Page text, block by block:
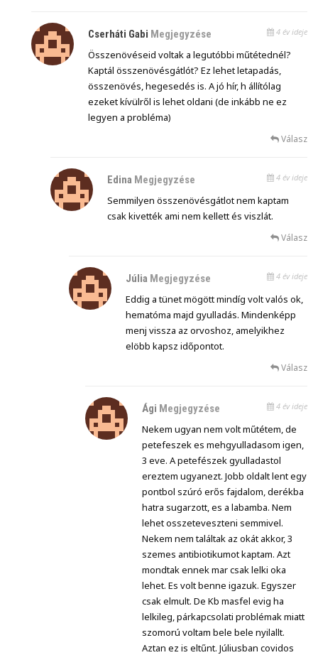
Cserháti Gabi Megjegyzése 4 év ideje
Összenövéseid voltak a legutóbbi műtétednél?
Kaptál összenövésgátlót? Ez lehet letapadás,
összenövés, hegesedés is. A jó hír, h állítólag
ezeket kívülről is lehet oldani (de inkább ne ez
legyen a probléma)
Válasz
Edina Megjegyzése 4 év ideje
Semmilyen összenövésgátlot nem kaptam
csak kivették ami nem kellett és viszlát.
Válasz
Júlia Megjegyzése 4 év ideje
Eddig a tünet mögött mindíg volt valós ok,
hematóma majd gyulladás. Mindenképp
menj vissza az orvoshoz, amelyikhez
elöbb kapsz időpontot.
Válasz
Ági Megjegyzése 4 év ideje
Nekem ugyan nem volt műtétem, de
petefeszek es mehgyulladasom igen,
3 eve. A petefészek gyulladastol
ereztem ugyanezt. Jobb oldalt lent egy
pontbol szúró erős fajdalom, derékba
hatra sugarzott, es a labamba. Nem
lehet osszeteveszteni semmivel.
Nekem nem találtak az okát akkor, 3
szemes antibiotikumot kaptam. Azt
mondtak ennek mar csak lelki oka
lehet. Es volt benne igazuk. Egyszer
csak elmult. De Kb masfel evig ha
lelkileg, párkapcsolati problémak miatt
szomorú voltam bele bele nyilallt.
Aztan ez is eltűnt. Júliusban covidos